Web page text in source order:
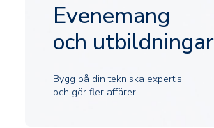
Evenemang
och utbildningar
Bygg på din tekniska expertis
och gör fler affärer